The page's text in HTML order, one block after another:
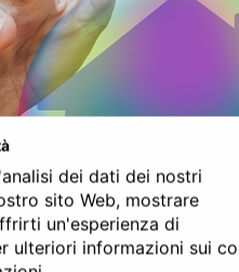
dei dati dei nostri
sito Web, mostrare
un'esperienza di
ulteriori informazioni sui